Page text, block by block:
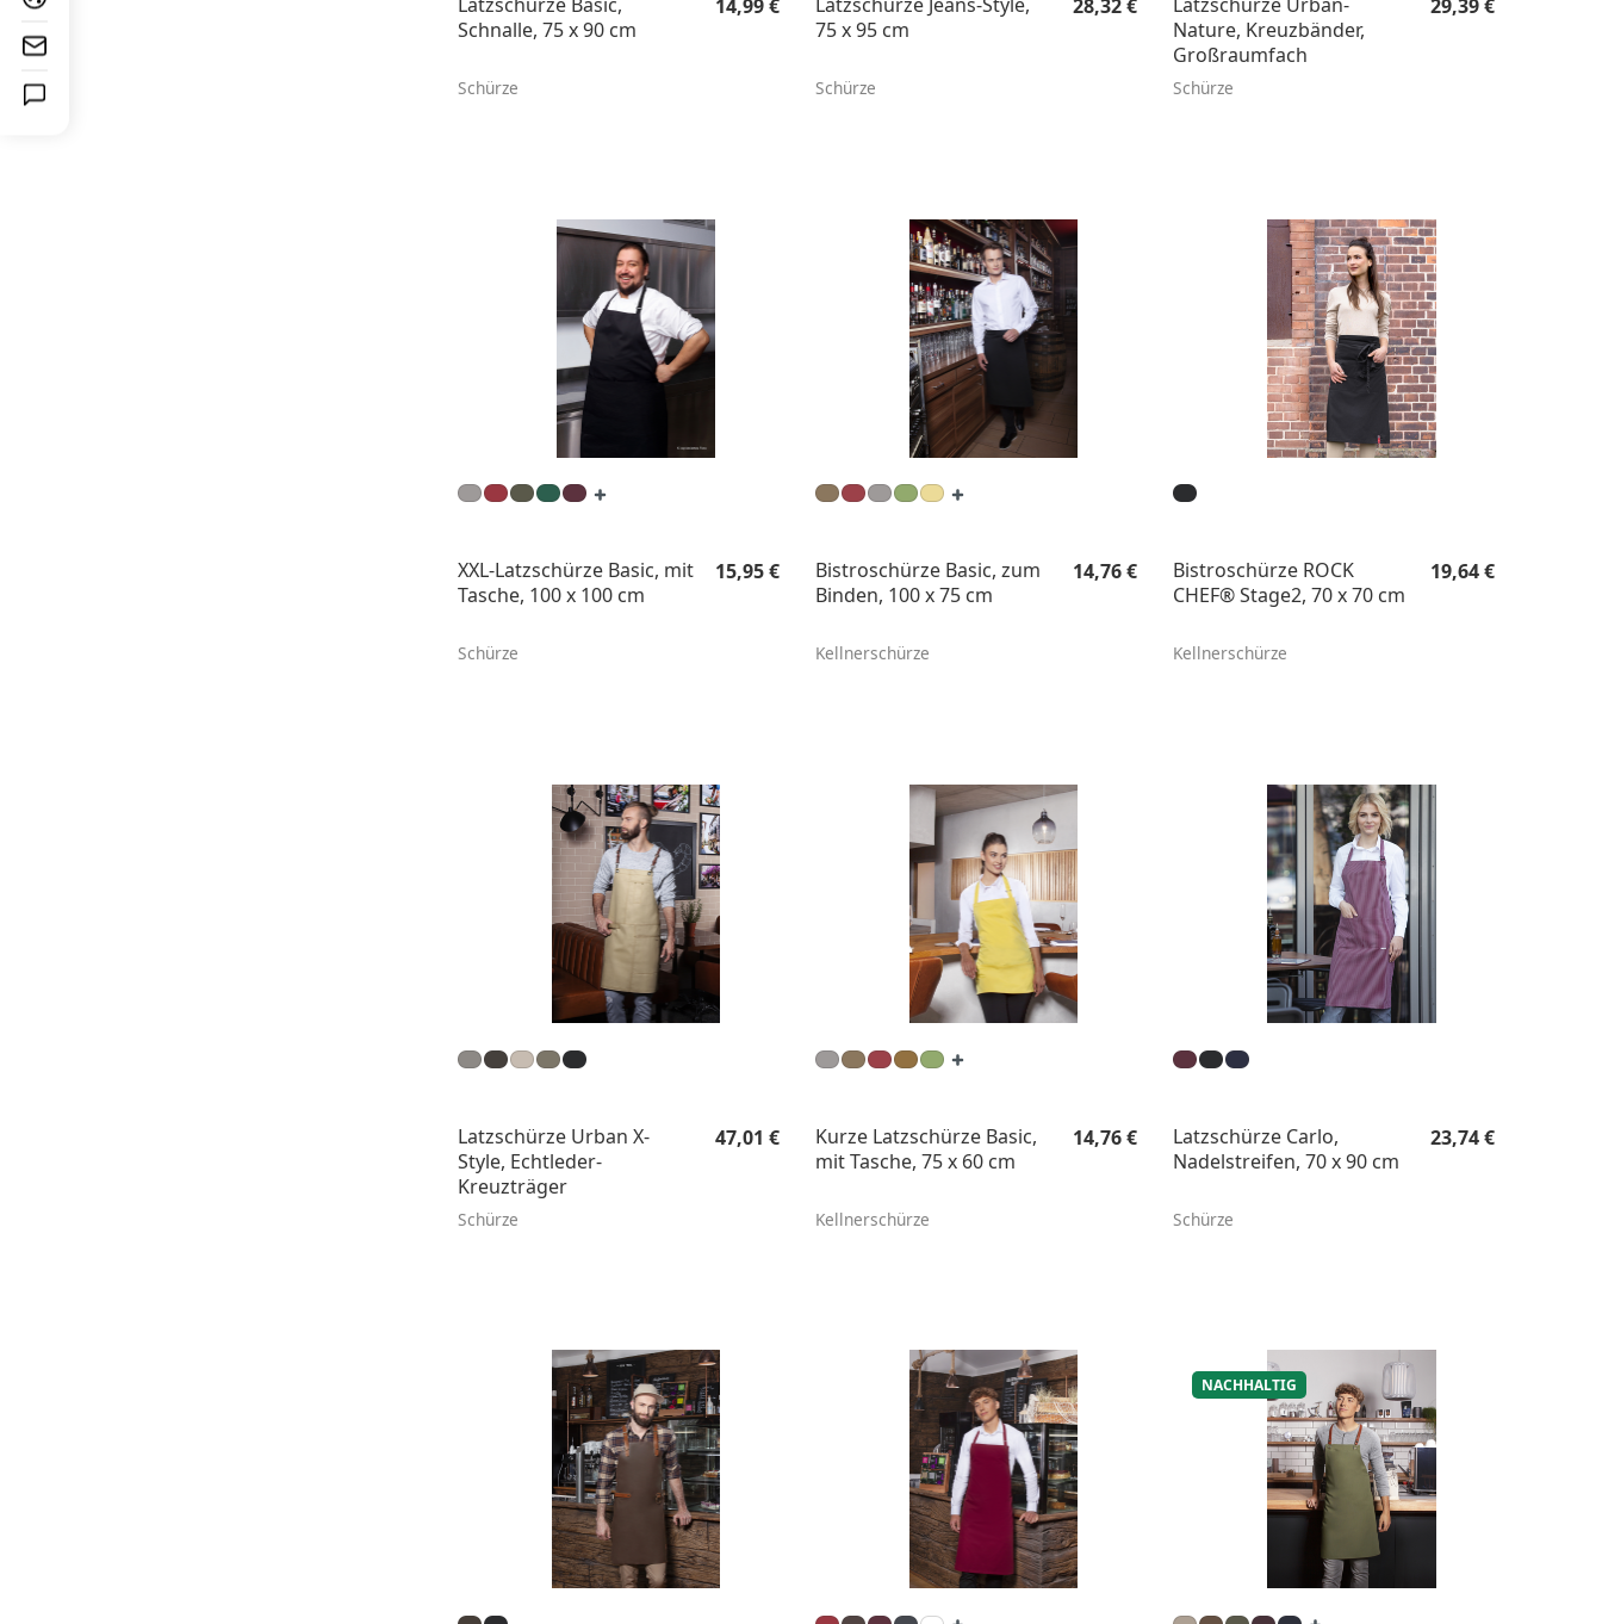
Schnalle, 75 x 90 cm
Schürze
14,99 €
75 x 95 cm
Schürze
28,32 €
Nature, Kreuzbänder,
Großraumfach
Schürze
29,39 €
XXL-Latzschürze Basic, mit
Tasche, 100 x 100 cm
Schürze
Regulärer Preis:
15,95 €
Bistroschürze Basic, zum
Binden, 100 x 75 cm
Kellnerschürze
Regulärer Preis:
14,76 €
Bistroschürze ROCK
CHEF® Stage2, 70 x 70 cm
Kellnerschürze
Regulärer Preis:
19,64 €
Latzschürze Urban X-
Style, Echtleder-
Kreuzträger
Schürze
Regulärer Preis:
47,01 €
Kurze Latzschürze Basic,
mit Tasche, 75 x 60 cm
Kellnerschürze
Regulärer Preis:
14,76 €
Latzschürze Carlo,
Nadelstreifen, 70 x 90 cm
Schürze
Regulärer Preis:
23,74 €
NACHHALTIG